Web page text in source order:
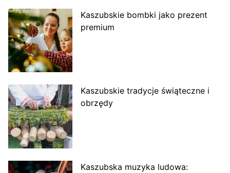
Kaszubskie bombki jako prezent
premium
Kaszubskie tradycje świąteczne i
obrzędy
Kaszubska muzyka ludowa: